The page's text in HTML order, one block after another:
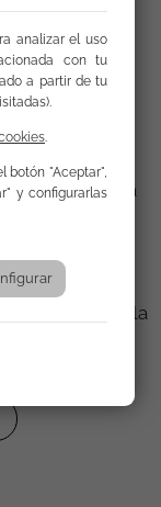
también
retos.
diferentes en
distintos
con
puede ser una
nuestra
metas
parte de la
analizar el uso
con tu
a partir de tu
botón "Aceptar",
y configurarlas